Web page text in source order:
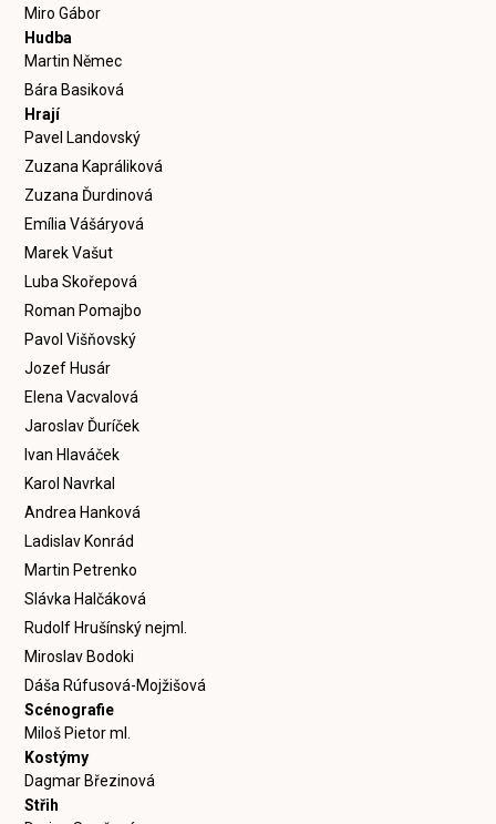
Miro Gábor
Hudba
Martin Němec
Bára Basiková
Hrají
Pavel Landovský
Zuzana Kapráliková
Zuzana Ďurdinová
Emília Vášáryová
Marek Vašut
Luba Skořepová
Roman Pomajbo
Pavol Višňovský
Jozef Husár
Elena Vacvalová
Jaroslav Ďuríček
Ivan Hlaváček
Karol Navrkal
Andrea Hanková
Ladislav Konrád
Martin Petrenko
Slávka Halčáková
Rudolf Hrušínský nejml.
Miroslav Bodoki
Dáša Rúfusová-Mojžišová
Scénografie
Miloš Pietor ml.
Kostýmy
Dagmar Březinová
Střih